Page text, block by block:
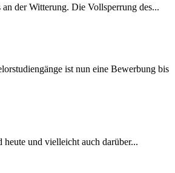
der Witterung. Die Vollsperrung des...
ist nun eine Bewerbung bis
und vielleicht auch darüber...